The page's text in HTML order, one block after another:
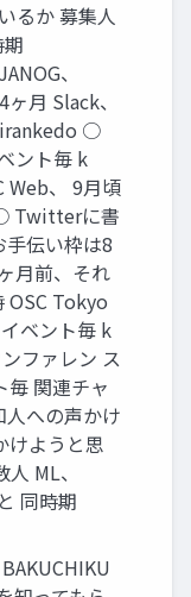
るか 募集人
、
月 Slack、
○
ント毎 k
Web、 9月頃
Twitterに書
手伝い枠は8
月前、それ
OSC Tokyo
ベント毎 k
ファレン ス
毎 関連チャ
人への声かけ
けようと思
ML、
同時期